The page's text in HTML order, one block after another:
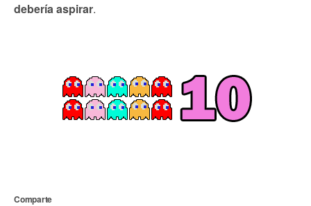
debería aspirar.
Comparte